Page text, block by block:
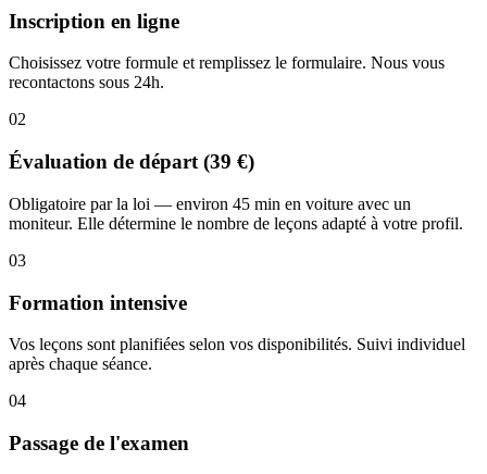
Inscription en ligne
Choisissez votre formule et remplissez le formulaire. Nous vous
recontactons sous 24h.
02
Évaluation de départ (39 €)
Obligatoire par la loi — environ 45 min en voiture avec un
moniteur. Elle détermine le nombre de leçons adapté à votre profil.
03
Formation intensive
Vos leçons sont planifiées selon vos disponibilités. Suivi individuel
après chaque séance.
04
Passage de l'examen